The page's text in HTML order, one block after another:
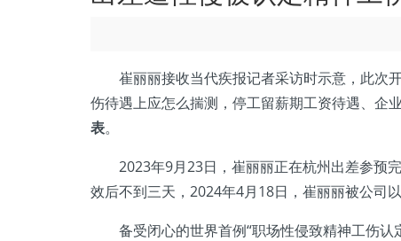
崔丽丽接收当代疾报记者采访时示意，此次开
伤待遇上应怎么揣测，停工留薪期工资待遇、企
表。
2023年9月23日，崔丽丽正在杭州出差参预完
效后不到三天，2024年4月18日，崔丽丽被公司
备受闭心的世界首例“职场性侵致精神工伤认